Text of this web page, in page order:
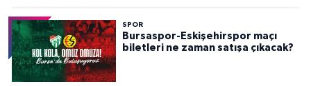
SPOR
Bursaspor-Eskişehirspor maçı
biletleri ne zaman satışa çıkacak?